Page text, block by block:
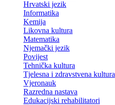
Hrvatski jezik
Informatika
Kemija
Likovna kultura
Matematika
Njemački jezik
Povijest
Tehnička kultura
Tjelesna i zdravstvena kultura
Vjeronauk
Razredna nastava
Edukacijski rehabilitatori